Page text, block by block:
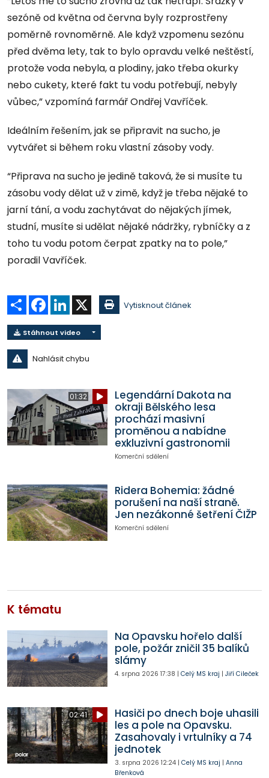
sezóně od května od června byly rozprostřeny
poměrně rovnoměrně. Ale když vzpomenu sezónu
před dvěma lety, tak to bylo opravdu velké neštěstí,
protože voda nebyla, a plodiny, jako třeba okurky
nebo cukety, které fakt tu vodu potřebují, nebyly
vůbec,” vzpomíná farmář Ondřej Vavříček.
Ideálním řešením, jak se připravit na sucho, je
vytvářet si během roku vlastní zásoby vody.
“Připrava na sucho je jedině taková, že si musíte tu
zásobu vody dělat už v zimě, když je třeba nějaké to
jarní tání, a vodu zachytávat do nějakých jímek,
studní, musíte si udělat nějaké nádržky, rybníčky a z
toho tu vodu potom čerpat zpatky na to pole,”
poradil Vavříček.
Sdílet Facebook
LinkedIn Vytisknout článek
Stáhnout video
Nahlásit chybu
01:32
Legendární Dakota na
okraji Bělského lesa
prochází masivní
proměnou a nabídne
exkluzivní gastronomii
Komerční sdělení
Ridera Bohemia: žádné
porušení na naší straně.
Jen nezákonné šetření ČIŽP
Komerční sdělení
K tématu
Na Opavsku hořelo další
pole, požár zničil 35 balíků
slámy
4. srpna 2026 17:38 | Celý MS kraj | Jiří Cileček
02:41
Hasiči po dnech boje uhasili
les a pole na Opavsku.
Zasahovaly i vrtulníky a 74
jednotek
3. srpna 2026 12:24| Celý MS kraj | Anna
Břenková